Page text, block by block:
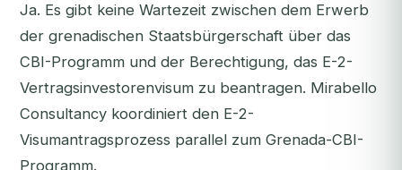
Ja. Es gibt keine Wartezeit zwischen dem Erwerb
der grenadischen Staatsbürgerschaft über das
CBI-Programm und der Berechtigung, das E-2-
Vertragsinvestorenvisum zu beantragen. Mirabello
Consultancy koordiniert den E-2-
Visumantragsprozess parallel zum Grenada-CBI-
Programm.